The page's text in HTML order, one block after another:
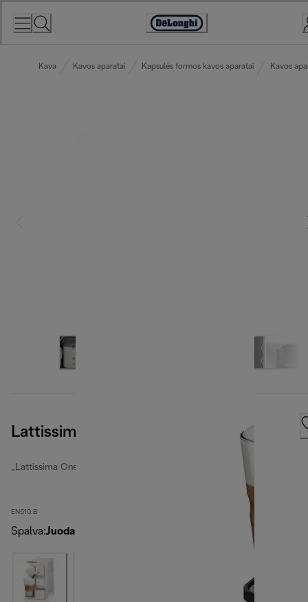
Accessibility
Kava Kavos aparatai Kapsulės formos kavos aparatai Kavos
Lattissima One, Black
„Lattissima One“
EN510.B
Spalva:Juoda